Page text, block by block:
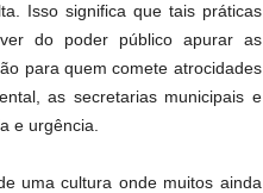
Isso significa que tais práticas
do poder público apurar as
para quem comete atrocidades
as secretarias municipais e
e urgência.
uma cultura onde muitos ainda